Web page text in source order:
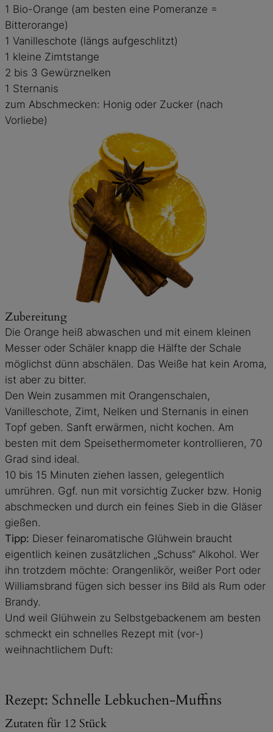
1 Bio-Orange (am besten eine Pomeranze =
Bitterorange)
1 Vanilleschote (längs aufgeschlitzt)
1 kleine Zimtstange
2 bis 3 Gewürznelken
1 Sternanis
zum Abschmecken: Honig oder Zucker (nach
Vorliebe)
Zubereitung
Die Orange heiß abwaschen und mit einem kleinen
Messer oder Schäler knapp die Hälfte der Schale
möglichst dünn abschälen. Das Weiße hat kein Aroma,
ist aber zu bitter.
Den Wein zusammen mit Orangenschalen,
Vanilleschote, Zimt, Nelken und Sternanis in einen
Topf geben. Sanft erwärmen, nicht kochen. Am
besten mit dem Speisethermometer kontrollieren, 70
Grad sind ideal.
10 bis 15 Minuten ziehen lassen, gelegentlich
umrühren. Ggf. nun mit vorsichtig Zucker bzw. Honig
abschmecken und durch ein feines Sieb in die Gläser
gießen.
Tipp: Dieser feinaromatische Glühwein braucht
eigentlich keinen zusätzlichen „Schuss“ Alkohol. Wer
ihn trotzdem möchte: Orangenlikör, weißer Port oder
Williamsbrand fügen sich besser ins Bild als Rum oder
Brandy.
Und weil Glühwein zu Selbstgebackenem am besten
schmeckt ein schnelles Rezept mit (vor-)
weihnachtlichem Duft:
Rezept: Schnelle Lebkuchen-Muffins
Zutaten für 12 Stück